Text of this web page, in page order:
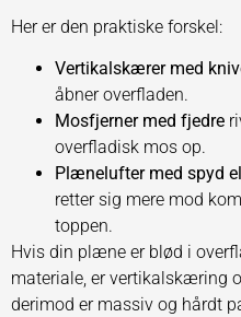
Her er den praktiske forskel:
Vertikalskærer med
åbner overfladen.
Mosfjerner med fjedre
overfladisk mos op.
Plænelufter med spyd
retter sig mere mod
toppen.
Hvis din plæne er blød i
materiale, er vertikalskæring
derimod er massiv og hårdt